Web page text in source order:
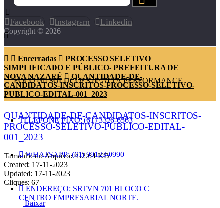
FOCO em SOLUÇÕES de ALTA PERFORMANCE
TELEFONE FIXO: (61) 3326-6563
WHATSAPP: (61) 99123-0990
ENDEREÇO: SRTVN 701 BLOCO C
CENTRO EMPRESARIAL NORTE.
Facebook Instagram Linkedin
Copyright © 2026
Encerradas
PROCESSO SELETIVO
SIMPLIFICADO E PÚBLICO- PREFEITURA DE
NOVA NAZARÉ
QUANTIDADE-DE-
CANDIDATOS-INSCRITOS-PROCESSO-SELETIVO-
PUBLICO-EDITAL-001_2023
QUANTIDADE-DE-CANDIDATOS-INSCRITOS-
PROCESSO-SELETIVO-PUBLICO-EDITAL-
001_2023
Tamanho do Arquivo: 412.64 KB
Created: 17-11-2023
Updated: 17-11-2023
Cliques: 67
Baixar